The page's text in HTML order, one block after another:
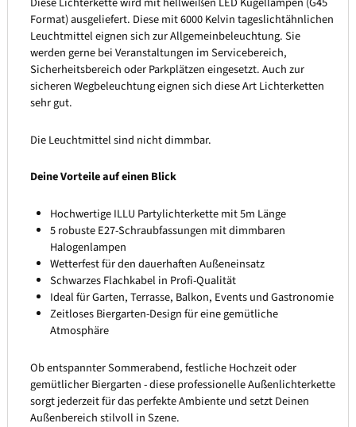
Format) ausgeliefert. Diese mit 6000 Kelvin tageslichtähnlichen
Leuchtmittel eignen sich zur Allgemeinbeleuchtung. Sie
werden gerne bei Veranstaltungen im Servicebereich,
Sicherheitsbereich oder Parkplätzen eingesetzt. Auch zur
sicheren Wegbeleuchtung eignen sich diese Art Lichterketten
sehr gut.
Die Leuchtmittel sind nicht dimmbar.
Deine Vorteile auf einen Blick
Hochwertige ILLU Partylichterkette mit 5m Länge
5 robuste E27-Schraubfassungen mit dimmbaren
Halogenlampen
Wetterfest für den dauerhaften Außeneinsatz
Schwarzes Flachkabel in Profi-Qualität
Ideal für Garten, Terrasse, Balkon, Events und Gastronomie
Zeitloses Biergarten-Design für eine gemütliche
Atmosphäre
Ob entspannter Sommerabend, festliche Hochzeit oder
gemütlicher Biergarten - diese professionelle Außenlichterkette
sorgt jederzeit für das perfekte Ambiente und setzt Deinen
Außenbereich stilvoll in Szene.